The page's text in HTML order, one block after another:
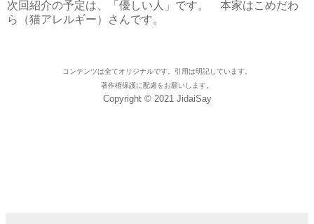
次回紹介の予定は、「優しい人」です。 本家はこめだわ
ら（猫アレルギー）さんです。
コンテンツは全てオリジナルです。引用は明記しています。
著作権保護に配慮をお願いします。
Copyright © 2021 JidaiSay